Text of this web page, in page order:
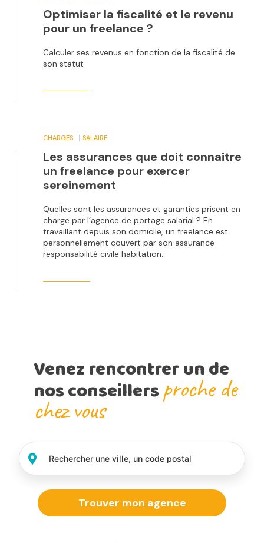
Optimiser la fiscalité et le revenu
pour un freelance ?
Calculer ses revenus en fonction de la fiscalité de
son statut
CHARGES SALAIRE
Les assurances que doit connaitre
un freelance pour exercer
sereinement
Quelles sont les assurances et garanties prisent en
charge par l’agence de portage salarial ? En
travaillant depuis son domicile, un freelance est
personnellement couvert par son assurance
responsabilité civile habitation.
Venez rencontrer un de
nos conseillersproche de
chez vous